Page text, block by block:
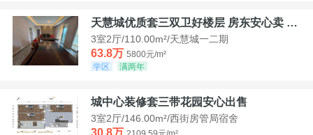
天慧城优质套三双卫好楼层 房东安心卖 价格好谈
3室2厅/110.00m²/天慧城一二期
63.8万 5800元/m²
学区
满两年
城中心装修套三带花园安心出售
3室2厅/146.00m²/西街房管局宿舍
30.8万